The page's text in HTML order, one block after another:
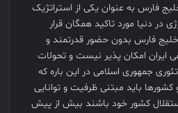
فارس به عنوان یکی از استراتژیک
در دنیا مورد تاکید همگان قرار
فارس بدون حضور قدرتمند و
ایران امکان پذیر نیست و تحولات
جمهوری اسلامی در این باره که
کشورها باید مبتنی ظرفیت و توانایی
کشور خود باشند بیش از پیش